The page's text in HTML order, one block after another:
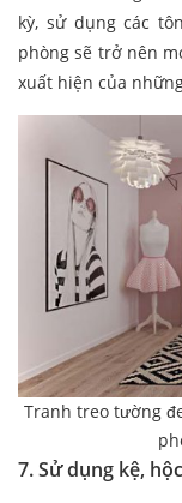
kỳ, sử dụng các
phòng sẽ trở nên
xuất hiện của
Tranh treo tường
7. Sử dụng kệ,